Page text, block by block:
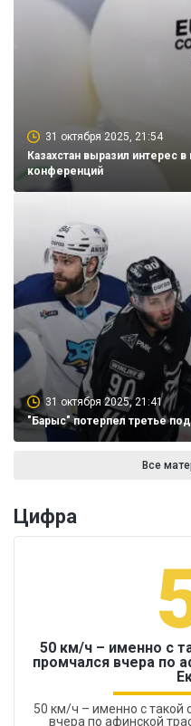
31 октября 2025, 21:54
Казахстан выразил интерес
конференций
31 октября 2025, 21:41
"Барыс" потерпел третье
Все
Цифра
50 км/ч – именно с
промчался вчера по
50 км/ч – именно с такой
вчера по афинской